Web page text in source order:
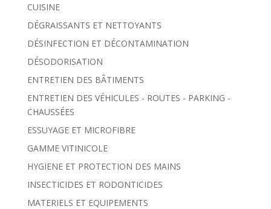
CUISINE
DÉGRAISSANTS ET NETTOYANTS
DÉSINFECTION ET DÉCONTAMINATION
DÉSODORISATION
ENTRETIEN DES BÂTIMENTS
ENTRETIEN DES VÉHICULES - ROUTES - PARKING -
CHAUSSÉES
ESSUYAGE ET MICROFIBRE
GAMME VITINICOLE
HYGIENE ET PROTECTION DES MAINS
INSECTICIDES ET RODONTICIDES
MATERIELS ET EQUIPEMENTS